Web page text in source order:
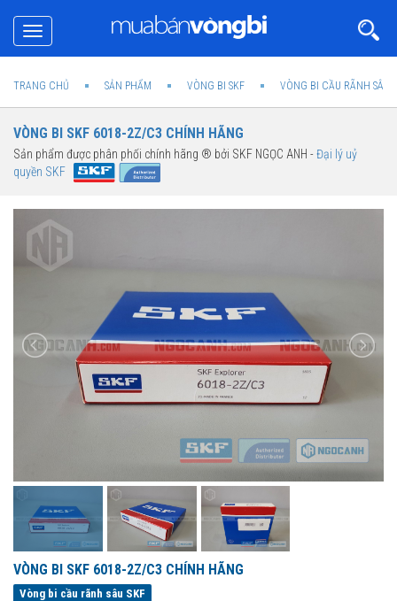
Toggle
navigation
TRANG CHỦ SẢN PHẨM VÒNG BI SKF VÒNG BI CẦU RÃNH SÂU
VÒNG BI SKF 6018-2Z/C3 CHÍNH HÃNG
Sản phẩm được phân phối chính hãng ® bởi SKF NGỌC ANH -Đại lý uỷ
quyền SKF
VÒNG BI SKF 6018-2Z/C3 CHÍNH HÃNG
Vòng bi cầu rãnh sâu SKF